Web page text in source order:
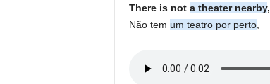
There is not a theater nearby,
Não tem um teatro por perto,